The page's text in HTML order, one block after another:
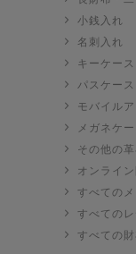
小銭入れ
名刺入れ
キーケー
パスケー
モバイル
メガネケー
その他の
オンライ
すべての
すべての
すべての